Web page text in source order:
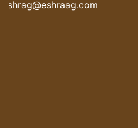
eshrag@eshraag.com